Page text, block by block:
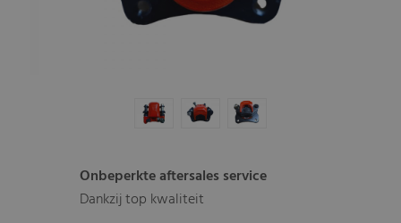
Onbeperkte aftersales service
Dankzij top kwaliteit